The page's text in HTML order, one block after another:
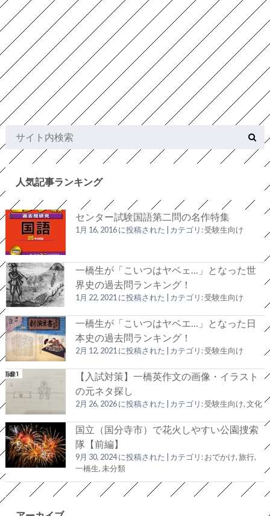
人気記事ランキング
センター試験国語第二問の名作特集
1月 16, 2016 に投稿された カテゴリ:受験生向け
一橋生が「こいつはヤベェ…」となった世
界史の過去問ランキング！
1月 22, 2021 に投稿された カテゴリ:受験生向け
一橋生が「こいつはヤベエ…」となった日
本史の過去問ランキング！
2月 12, 2021 に投稿された カテゴリ:受験生向け
【入試対策】一橋英作文の画像・イラスト
の元ネタ探し
2月 26, 2026 に投稿された カテゴリ:受験生向け,文化
国立（国分寺市）で花火しやすい公園捜索
隊【前編】
9月 30, 2024 に投稿された カテゴリ:おでかけ, 旅行,
一橋生,未分類